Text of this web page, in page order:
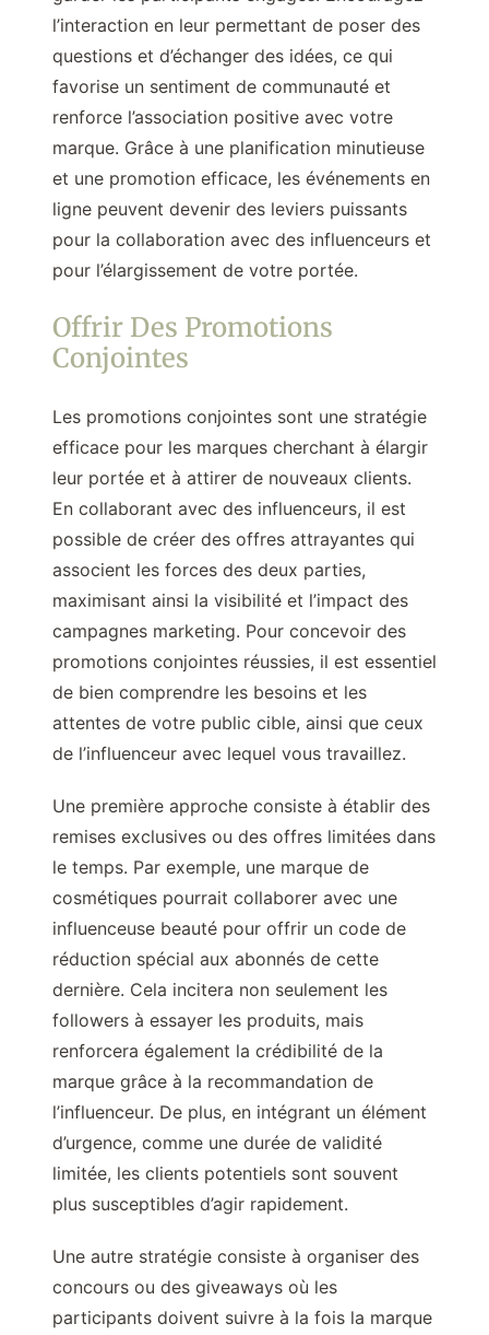
l’interaction en leur permettant de poser des
questions et d’échanger des idées, ce qui
favorise un sentiment de communauté et
renforce l’association positive avec votre
marque. Grâce à une planification minutieuse
et une promotion efficace, les événements en
ligne peuvent devenir des leviers puissants
pour la collaboration avec des influenceurs et
pour l’élargissement de votre portée.
Offrir Des Promotions
Conjointes
Les promotions conjointes sont une stratégie
efficace pour les marques cherchant à élargir
leur portée et à attirer de nouveaux clients.
En collaborant avec des influenceurs, il est
possible de créer des offres attrayantes qui
associent les forces des deux parties,
maximisant ainsi la visibilité et l’impact des
campagnes marketing. Pour concevoir des
promotions conjointes réussies, il est essentiel
de bien comprendre les besoins et les
attentes de votre public cible, ainsi que ceux
de l’influenceur avec lequel vous travaillez.
Une première approche consiste à établir des
remises exclusives ou des offres limitées dans
le temps. Par exemple, une marque de
cosmétiques pourrait collaborer avec une
influenceuse beauté pour offrir un code de
réduction spécial aux abonnés de cette
dernière. Cela incitera non seulement les
followers à essayer les produits, mais
renforcera également la crédibilité de la
marque grâce à la recommandation de
l’influenceur. De plus, en intégrant un élément
d’urgence, comme une durée de validité
limitée, les clients potentiels sont souvent
plus susceptibles d’agir rapidement.
Une autre stratégie consiste à organiser des
concours ou des giveaways où les
participants doivent suivre à la fois la marque